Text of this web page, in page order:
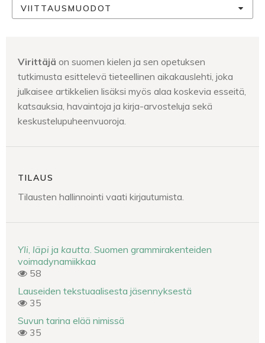
VIITTAUSMUODOT
Virittäjä on suomen kielen ja sen opetuksen
tutkimusta esittelevä tieteellinen aikakauslehti, joka
julkaisee artikkelien lisäksi myös alaa koskevia esseitä,
katsauksia, havaintoja ja kirja-arvosteluja sekä
keskustelupuheenvuoroja.
TILAUS
Tilausten hallinnointi vaati kirjautumista.
Yli läpi ja kautta . Suomen grammirakenteiden
voimadynamiikkaa
58
Lauseiden tekstuaalisesta jäsennyksestä
35
Suvun tarina elää nimissä
35